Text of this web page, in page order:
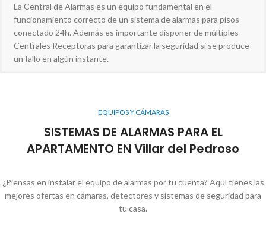
La Central de Alarmas es un equipo fundamental en el
funcionamiento correcto de un sistema de alarmas para pisos
conectado 24h. Además es importante disponer de múltiples
Centrales Receptoras para garantizar la seguridad si se produce
un fallo en algún instante.
EQUIPOS Y CÁMARAS
SISTEMAS DE ALARMAS PARA EL
APARTAMENTO EN Villar del Pedroso
¿Piensas en instalar el equipo de alarmas por tu cuenta? Aquí tienes las
mejores ofertas en cámaras, detectores y sistemas de seguridad para
tu casa.